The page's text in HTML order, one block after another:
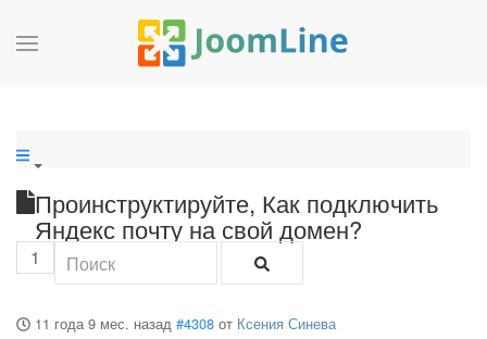
Проинструктируйте, Как подключить
Яндекс почту на свой домен?
1
11 года 9 мес. назад #4308 от Ксения Синева